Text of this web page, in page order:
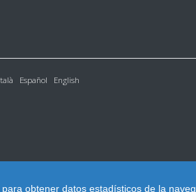
obtener datos estadísticos de la
Español English